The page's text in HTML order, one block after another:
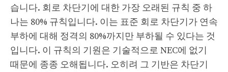
습니다. 회로 차단기에 대한 가장 오래된 규칙 중 하
나는 80% 규칙입니다. 이는 표준 회로 차단기가 연속
부하에 대해 정격의 80%까지만 부하될 수 있다는 것
입니다. 이 규칙의 기원은 기술적으로 NEC에 없기
때문에 종종 오해됩니다. 오히려 그 기반은 차단기